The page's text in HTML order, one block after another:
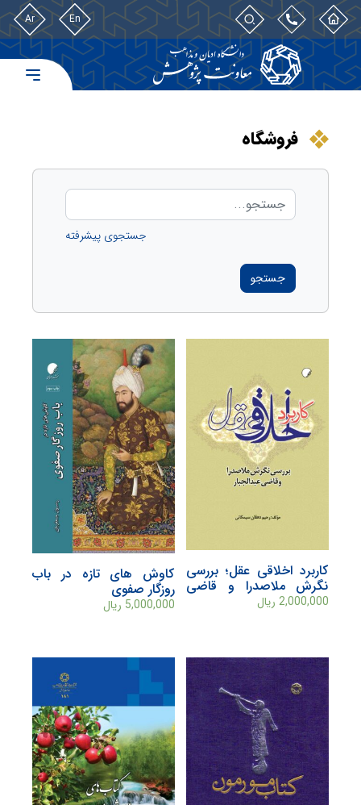
En
Ar
فروشگاه
جستجوی پیشرفته
جستجو
کاربرد اخلاقی عقل؛ بررسی
نگرش ملاصدرا و قاضی
عبدالجبار
2,000,000 ریال
کاوش های تازه در باب
روزگار صفوی
5,000,000 ریال